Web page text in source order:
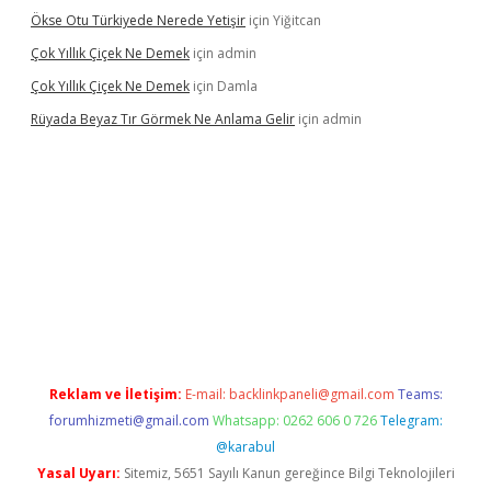
Ökse Otu Türkiyede Nerede Yetişir için Yiğitcan
Çok Yıllık Çiçek Ne Demek için admin
Çok Yıllık Çiçek Ne Demek için Damla
Rüyada Beyaz Tır Görmek Ne Anlama Gelir için admin
Reklam ve İletişim: E-mail: backlinkpaneli@gmail.com Teams:
forumhizmeti@gmail.com Whatsapp: 0262 606 0 726 Telegram:
@karabul
Yasal Uyarı: Sitemiz, 5651 Sayılı Kanun gereğince Bilgi Teknolojileri